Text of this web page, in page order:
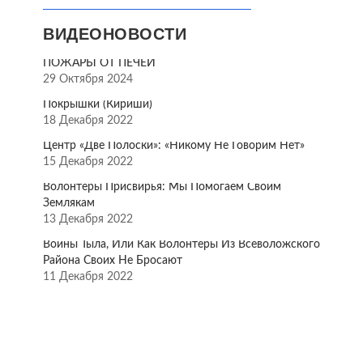
ВИДЕОНОВОСТИ
ПОЖАРЫ ОТ ПЕЧЕЙ
29 Октября 2024
Покрышки (Кириши)
18 Декабря 2022
Центр «Две Полоски»: «Никому Не Говорим Нет»
15 Декабря 2022
Волонтёры Присвирья: Мы Помогаем Своим
Землякам
13 Декабря 2022
Воины Тыла, Или Как Волонтёры Из Всеволожского
Района Своих Не Бросают
11 Декабря 2022